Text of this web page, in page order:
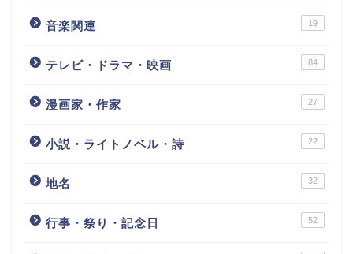
音楽関連 19
テレビ・ドラマ・映画 84
漫画家・作家 27
小説・ライトノベル・詩 22
地名 32
行事・祭り・記念日 52